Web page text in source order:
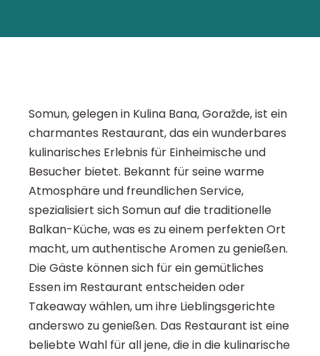
Somun, gelegen in Kulina Bana, Goražde, ist ein
charmantes Restaurant, das ein wunderbares
kulinarisches Erlebnis für Einheimische und
Besucher bietet. Bekannt für seine warme
Atmosphäre und freundlichen Service,
spezialisiert sich Somun auf die traditionelle
Balkan-Küche, was es zu einem perfekten Ort
macht, um authentische Aromen zu genießen.
Die Gäste können sich für ein gemütliches
Essen im Restaurant entscheiden oder
Takeaway wählen, um ihre Lieblingsgerichte
anderswo zu genießen. Das Restaurant ist eine
beliebte Wahl für all jene, die in die kulinarische